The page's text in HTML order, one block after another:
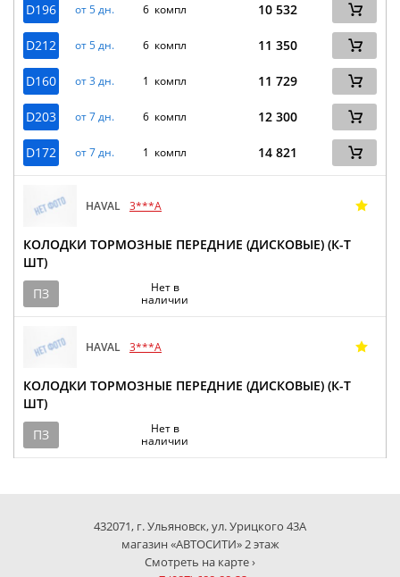
D196 от 5 дн. 6 компл 10 532
D212 от 5 дн. 6 компл 11 350
D160 от 3 дн. 1 компл 11 729
D203 от 7 дн. 6 компл 12 300
D172 от 7 дн. 1 компл 14 821
HAVAL 3***A
КОЛОДКИ ТОРМОЗНЫЕ ПЕРЕДНИЕ (ДИСКОВЫЕ) (К-Т
ШТ)
ПЗ
Нет в
наличии
HAVAL 3***A
КОЛОДКИ ТОРМОЗНЫЕ ПЕРЕДНИЕ (ДИСКОВЫЕ) (К-Т
ШТ)
ПЗ
Нет в
наличии
432071, г. Ульяновск, ул. Урицкого 43А
магазин «АВТОСИТИ» 2 этаж
Смотреть на карте ›